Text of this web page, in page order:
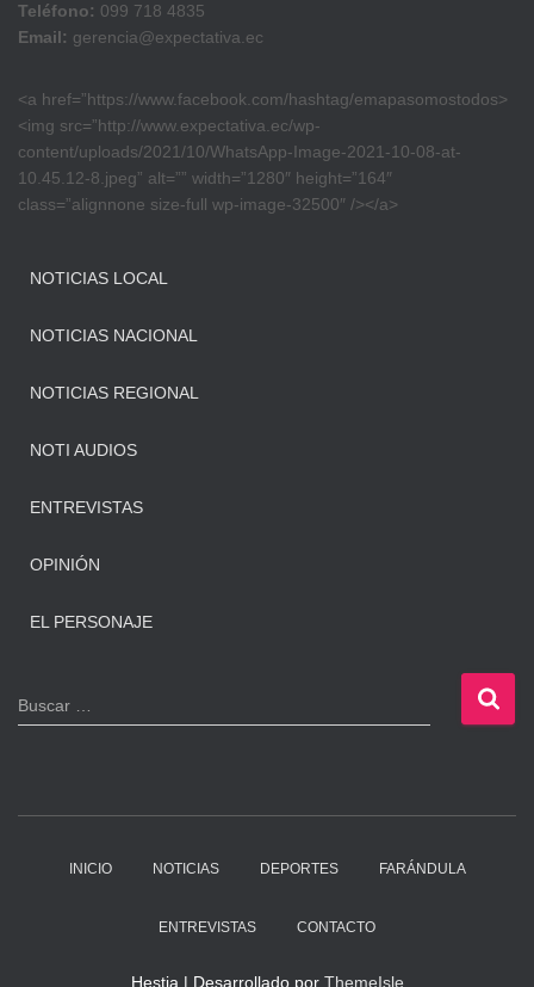
Teléfono: 099 718 4835
Email: gerencia@expectativa.ec
<a href=”https://www.facebook.com/hashtag/emapasomostodos>
<img src=”http://www.expectativa.ec/wp-
content/uploads/2021/10/WhatsApp-Image-2021-10-08-at-
10.45.12-8.jpeg” alt=”” width=”1280″ height=”164″
class=”alignnone size-full wp-image-32500″ /></a>
NOTICIAS LOCAL
NOTICIAS NACIONAL
NOTICIAS REGIONAL
NOTI AUDIOS
ENTREVISTAS
OPINIÓN
EL PERSONAJE
B
u
Buscar …
INICIO NOTICIAS DEPORTES FARÁNDULA
ENTREVISTAS CONTACTO
Hestia | Desarrollado por ThemeIsle